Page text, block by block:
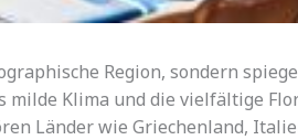
Region, sondern
milde Klima und die vielfältige
Länder wie Griechenland,